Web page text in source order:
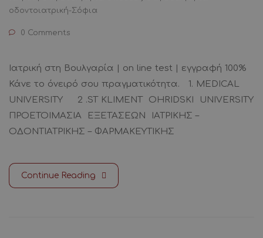
οδοντοιατρική-Σόφια
0 Comments
Ιατρική στη Βουλγαρία | on line test | εγγραφή 100%
Κάνε το όνειρό σου πραγματικότητα. 1. MEDICAL
UNIVERSITY 2 .ST KLIMENT OHRIDSKI UNIVERSITY
ΠΡΟΕΤΟΙΜΑΣΙΑ ΕΞΕΤΑΣΕΩΝ ΙΑΤΡΙΚΗΣ –
ΟΔΟΝΤΙΑΤΡΙΚΗΣ – ΦΑΡΜΑΚΕΥΤΙΚΗΣ
Continue Reading